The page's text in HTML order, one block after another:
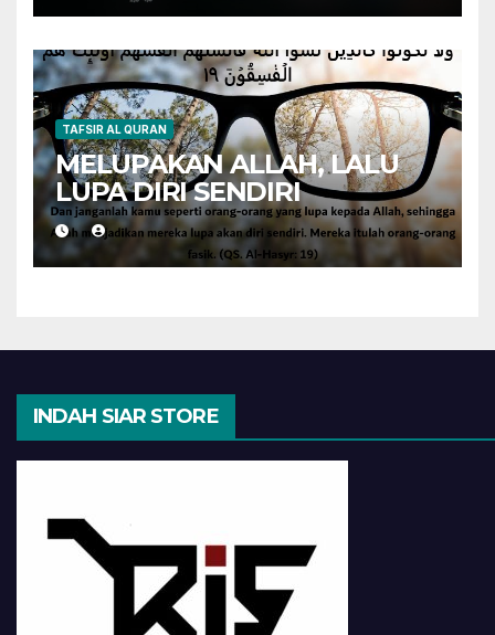
TAFSIR AL QURAN
MELUPAKAN ALLAH, LALU
LUPA DIRI SENDIRI
INDAH SIAR STORE